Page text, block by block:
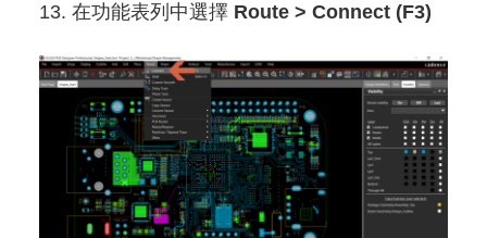
13. 在功能表列中選擇 Route > Connect (F3)